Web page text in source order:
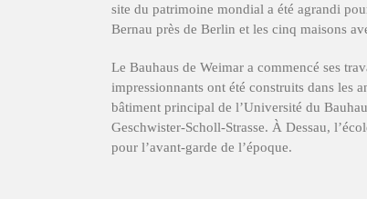
site du patrimoine mondial a été agrandi
Bernau près de Berlin et les cinq maisons
Le Bauhaus de Weimar a commencé ses
impressionnants ont été construits dans les
bâtiment principal de l’Université du
Geschwister-Scholl-Strasse. À Dessau,
pour l’avant-garde de l’époque.